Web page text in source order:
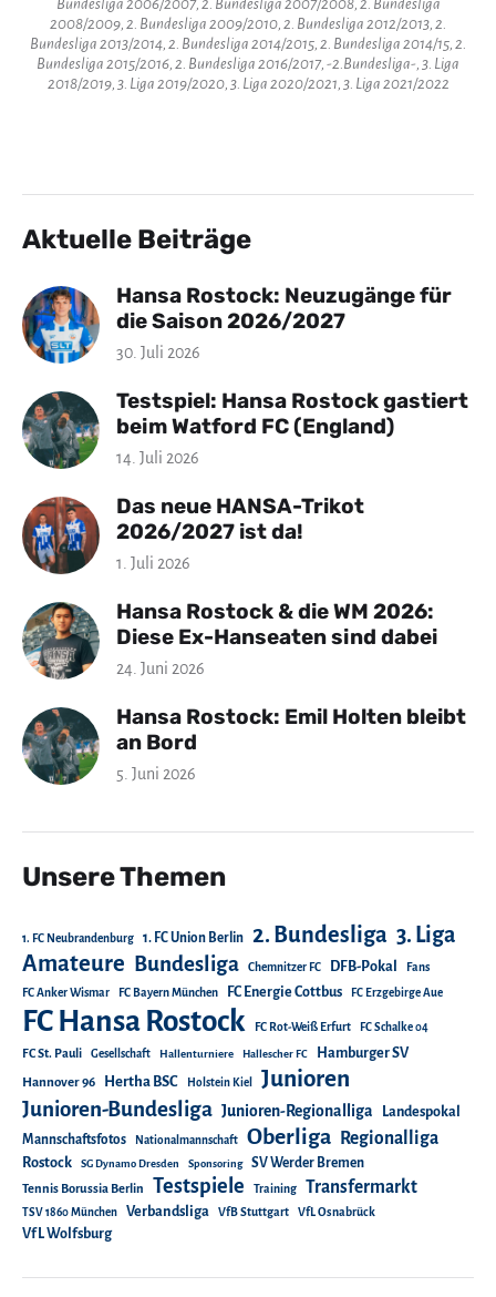
Bundesliga 2006/2007, 2. Bundesliga 2007/2008, 2. Bundesliga
2008/2009, 2. Bundesliga 2009/2010, 2. Bundesliga 2012/2013, 2.
Bundesliga 2013/2014, 2. Bundesliga 2014/2015, 2. Bundesliga 2014/15, 2.
Bundesliga 2015/2016, 2. Bundesliga 2016/2017, -2.Bundesliga-, 3. Liga
2018/2019, 3. Liga 2019/2020, 3. Liga 2020/2021, 3. Liga 2021/2022
Aktuelle Beiträge
Hansa Rostock: Neuzugänge für
die Saison 2026/2027
30. Juli 2026
Testspiel: Hansa Rostock gastiert
beim Watford FC (England)
14. Juli 2026
Das neue HANSA-Trikot
2026/2027 ist da!
1. Juli 2026
Hansa Rostock & die WM 2026:
Diese Ex-Hanseaten sind dabei
24. Juni 2026
Hansa Rostock: Emil Holten bleibt
an Bord
5. Juni 2026
Unsere Themen
1. FC Neubrandenburg 1. FC Union Berlin 2. Bundesliga 3. Liga
Amateure Bundesliga Chemnitzer FC DFB-Pokal Fans
FC Anker Wismar FC Bayern München FC Energie Cottbus FC Erzgebirge Aue
FC Hansa Rostock FC Rot-Weiß Erfurt FC Schalke 04
FC St. Pauli Gesellschaft Hallenturniere Hallescher FC Hamburger SV
Hannover 96 Hertha BSC Holstein Kiel Junioren
Junioren-Bundesliga Junioren-Regionalliga
Landespokal
Mannschaftsfotos
Nationalmannschaft Oberliga Regionalliga
Rostock SG Dynamo Dresden Sponsoring SV Werder Bremen
Tennis Borussia Berlin Testspiele Training Transfermarkt
TSV 1860 München Verbandsliga VfB Stuttgart VfL Osnabrück
VfL Wolfsburg